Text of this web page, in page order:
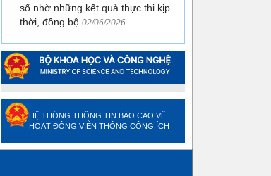
số nhờ những kết quả thực thi kịp
thời, đồng bộ 02/06/2026
HỆ THỐNG THÔNG TIN BÁO CÁO VỀ
HOẠT ĐỘNG VIỄN THÔNG CÔNG ÍCH